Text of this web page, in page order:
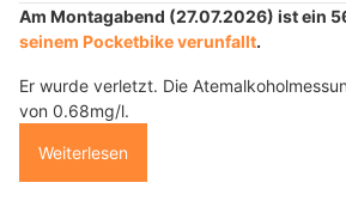
28.07.26 VON POLIZEI.NEWS REDAKTION